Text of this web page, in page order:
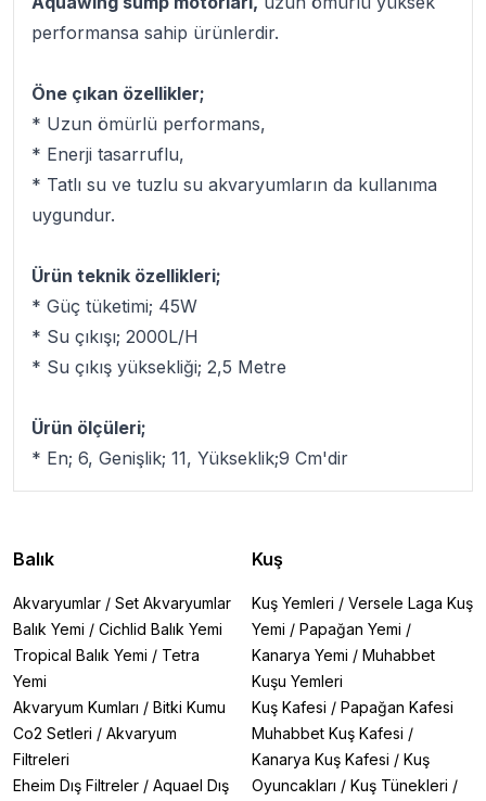
performansa sahip ürünlerdir.
Öne çıkan özellikler;
* Uzun ömürlü performans,
* Enerji tasarruflu,
* Tatlı su ve tuzlu su akvaryumların da kullanıma
uygundur.
Ürün teknik özellikleri;
* Güç tüketimi; 45W
* Su çıkışı; 2000L/H
* Su çıkış yüksekliği; 2,5 Metre
Ürün ölçüleri;
* En; 6, Genişlik; 11, Yükseklik;9 Cm'dir
Balık
Akvaryumlar / Set Akvaryumlar
Balık Yemi / Cichlid Balık Yemi
Tropical Balık Yemi / Tetra
Yemi
Akvaryum Kumları / Bitki Kumu
Co2 Setleri / Akvaryum
Filtreleri
Eheim Dış Filtreler / Aquael Dış
Kuş
Kuş Yemleri / Versele Laga Kuş
Yemi / Papağan Yemi /
Kanarya Yemi / Muhabbet
Kuşu Yemleri
Kuş Kafesi / Papağan Kafesi
Muhabbet Kuş Kafesi /
Kanarya Kuş Kafesi / Kuş
Oyuncakları / Kuş Tünekleri /